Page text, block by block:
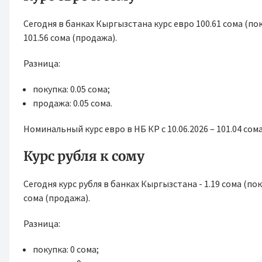
Сегодня в банках Кыргызстана курс евро 100.61 сома
101.56 сома (продажа).
Разница:
покупка: 0.05 сома;
продажа: 0.05 сома.
Номинальный курс евро в НБ КР с 10.06.2026 – 101.04
Курс рубля к сому
Сегодня курс рубля в банках Кыргызстана - 1.19 сома
сома (продажа).
Разница:
покупка: 0 сома;